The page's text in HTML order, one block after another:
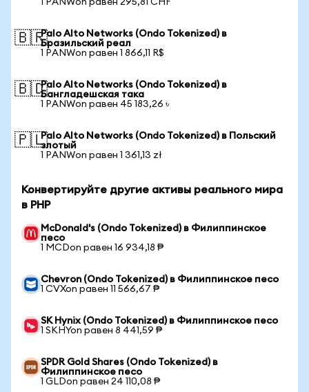
1 PANWon равен 295,81 CHF
🇧🇷Palo Alto Networks (Ondo Tokenized) в
Бразильский реал
1 PANWon равен 1 866,11 R$
🇧🇩Palo Alto Networks (Ondo Tokenized) в
Бангладешская така
1 PANWon равен 45 183,26 ৳
🇵🇱Palo Alto Networks (Ondo Tokenized) в Польский
злотый
1 PANWon равен 1 361,13 zł
Конвертируйте другие активы реального мира
в PHP
McDonald's (Ondo Tokenized) в Филиппинское
песо
1 MCDon равен 16 934,18 ₱
Chevron (Ondo Tokenized) в Филиппинское песо
1 CVXon равен 11 566,67 ₱
SK Hynix (Ondo Tokenized) в Филиппинское песо
1 SKHYon равен 8 441,59 ₱
SPDR Gold Shares (Ondo Tokenized) в
Филиппинское песо
1 GLDon равен 24 110,08 ₱